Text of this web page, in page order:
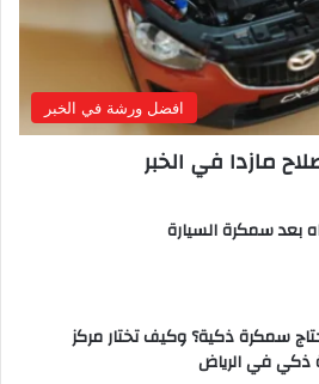
افضل ورشة في الخبر
مازدا في الخبر
بعد سمكرة السيارة
سمكرة ذكية؟ وكيف تختار مركز
في الرياض